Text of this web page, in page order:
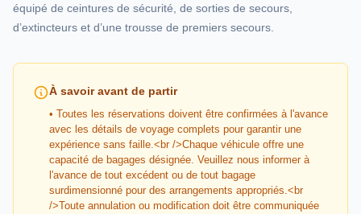
équipé de ceintures de sécurité, de sorties de secours,
d’extincteurs et d’une trousse de premiers secours.
À savoir avant de partir
• Toutes les réservations doivent être confirmées à l'avance
avec les détails de voyage complets pour garantir une
expérience sans faille.<br />Chaque véhicule offre une
capacité de bagages désignée. Veuillez nous informer à
l'avance de tout excédent ou de tout bagage
surdimensionné pour des arrangements appropriés.<br
/>Toute annulation ou modification doit être communiquée